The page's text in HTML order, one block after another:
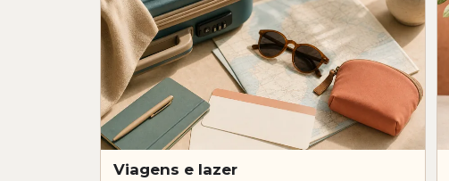
Viagens e lazer